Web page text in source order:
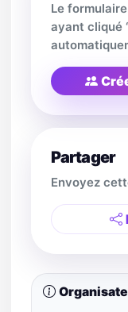
Le
ayant cliqué
Partager
Envoyez